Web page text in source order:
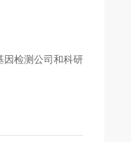
因检测公司和科研